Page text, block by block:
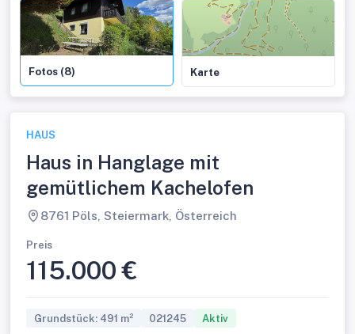
Fotos (8) Karte
HAUS
Haus in Hanglage mit
gemütlichem Kachelofen
8761 Pöls, Steiermark, Österreich
Preis
115.000 €
Grundstück: 491 m² 021245 Aktiv